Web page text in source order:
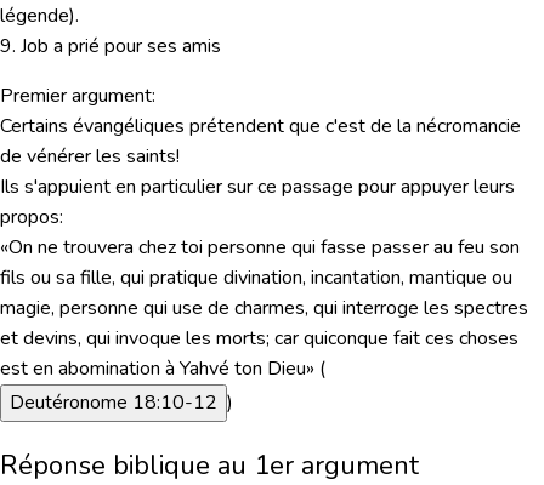
légende).
9. Job a prié pour ses amis
Premier argument:
Certains évangéliques prétendent que c'est de la nécromancie
de vénérer les saints!
Ils s'appuient en particulier sur ce passage pour appuyer leurs
propos:
«On ne trouvera chez toi personne qui fasse passer au feu son
fils ou sa fille, qui pratique divination, incantation, mantique ou
magie, personne qui use de charmes, qui interroge les spectres
et devins, qui invoque les morts; car quiconque fait ces choses
est en abomination à Yahvé ton Dieu» (
Deutéronome 18:10-12 )
Réponse biblique au 1er argument